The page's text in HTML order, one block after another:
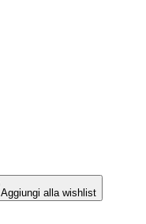
Aggiungi alla wishlist